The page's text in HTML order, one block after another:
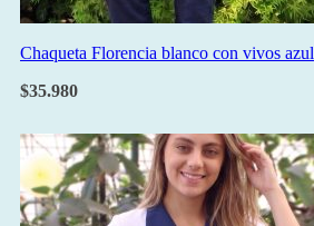
Chaqueta Florencia blanco con vivos azul
$35.980